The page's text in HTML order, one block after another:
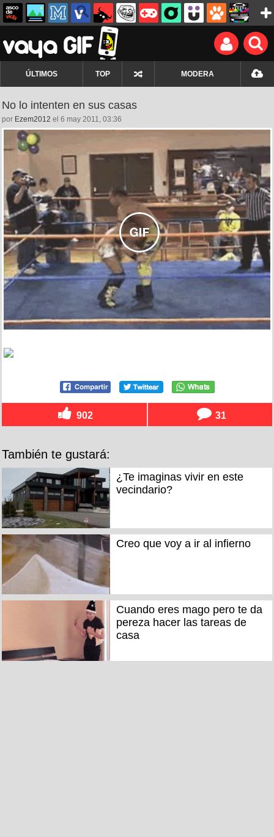
ÚLTIMOS TOP MODERA
No lo intenten en sus casas
por Ezem2012 el 6 may 2011, 03:36
902 31
También te gustará:
¿Te imaginas vivir en este
vecindario?
Creo que voy a ir al infierno
Cuando eres mago pero te da
pereza hacer las tareas de
casa